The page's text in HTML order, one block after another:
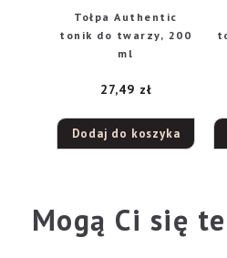
Tołpa Authentic
tonik do twarzy, 200
ml
27,49 zł
Dodaj do koszyka
Mogą Ci się